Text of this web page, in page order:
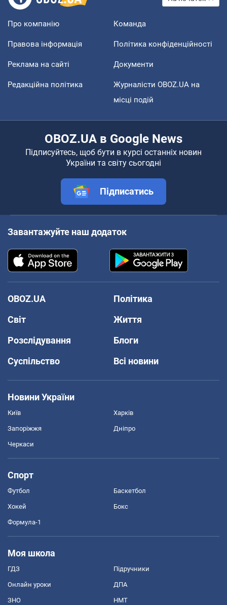
Про компанію Команда
Правова інформація Політика конфіденційності
Реклама на сайті Документи
Редакційна політика
Журналісти OBOZ.UA на
місці подій
OBOZ.UA в Google News
Підписуйтесь, щоб бути в курсі останніх новин
України та світу сьогодні
Підписатись
Завантажуйте наш додаток
OBOZ.UA
Політика
Світ
Життя
Розслідування
Блоги
Суспільство
Всі новини
Новини України
Київ Харків
Запоріжжя Дніпро
Черкаси
Спорт
Футбол Баскетбол
Хокей Бокс
Формула-1
Моя школа
ГДЗ Підручники
Онлайн уроки ДПА
ЗНО НМТ